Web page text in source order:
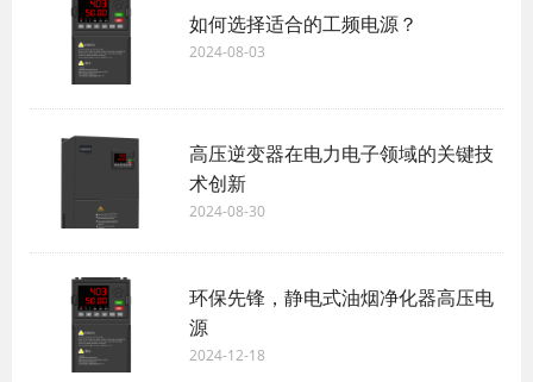
如何选择适合的工频电源？
2024-08-03
高压逆变器在电力电子领域的关键技
术创新
2024-08-30
环保先锋，静电式油烟净化器高压电
源
2024-12-18